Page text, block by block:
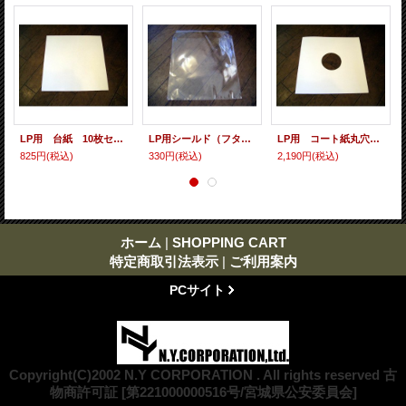
LP用 台紙 10枚セット
825円(税込)
LP用シールド（フタノリ） 10枚セット
330円(税込)
LP用 コート紙丸穴ジャケ 10枚セット
2,190円(税込)
ホーム | SHOPPING CART
特定商取引法表示 | ご利用案内
PCサイト
Copyright(C)2002 N.Y CORPORATION . All rights reserved 古
物商許可証 [第221000000516号/宮城県公安委員会]